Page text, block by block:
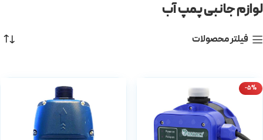
لوازم جانبی پمپ آب
فیلتر محصولات
-5%